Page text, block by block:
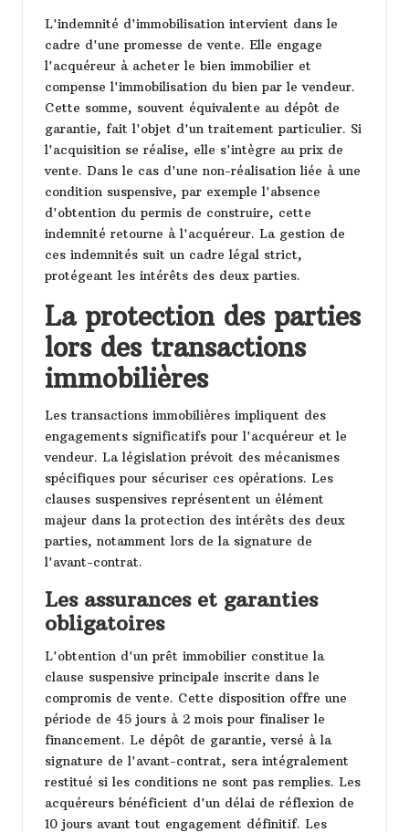
L'indemnité d'immobilisation intervient dans le
cadre d'une promesse de vente. Elle engage
l'acquéreur à acheter le bien immobilier et
compense l'immobilisation du bien par le vendeur.
Cette somme, souvent équivalente au dépôt de
garantie, fait l'objet d'un traitement particulier. Si
l'acquisition se réalise, elle s'intègre au prix de
vente. Dans le cas d'une non-réalisation liée à une
condition suspensive, par exemple l'absence
d'obtention du permis de construire, cette
indemnité retourne à l'acquéreur. La gestion de
ces indemnités suit un cadre légal strict,
protégeant les intérêts des deux parties.
La protection des parties
lors des transactions
immobilières
Les transactions immobilières impliquent des
engagements significatifs pour l'acquéreur et le
vendeur. La législation prévoit des mécanismes
spécifiques pour sécuriser ces opérations. Les
clauses suspensives représentent un élément
majeur dans la protection des intérêts des deux
parties, notamment lors de la signature de
l'avant-contrat.
Les assurances et garanties
obligatoires
L'obtention d'un prêt immobilier constitue la
clause suspensive principale inscrite dans le
compromis de vente. Cette disposition offre une
période de 45 jours à 2 mois pour finaliser le
financement. Le dépôt de garantie, versé à la
signature de l'avant-contrat, sera intégralement
restitué si les conditions ne sont pas remplies. Les
acquéreurs bénéficient d'un délai de réflexion de
10 jours avant tout engagement définitif. Les